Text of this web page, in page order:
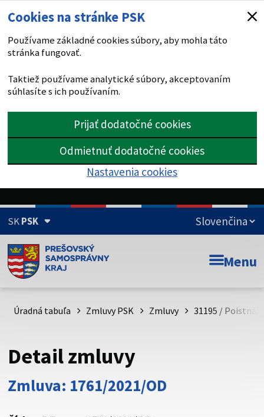
Cookies na stránke PSK
Používame základné cookies súbory, aby mohla táto
stránka fungovať.
Taktiež používame analytické súbory, akceptovaním
súhlasíte s ich používaním.
Prijať dodatočné cookies
Odmietnuť dodatočné cookies
Nastavenia cookies
SKPSK
Doména psk.sk je oficiálna
Toto je oficiálna webová stránka Prešovského
psk.sk.
Buďte pozorní a vždy sa uistite, že zdieľate informácie iba
cez zabezpečenú webovú stránku. Zabezpečená stránka
vždy začína https:// pred názvom domény webového sídla.
Menu
Úradná tabuľa Zmluvy PSK Zmluvy 31195 / Poistná
Detail zmluvy
Zmluva: 1761/2021/OD